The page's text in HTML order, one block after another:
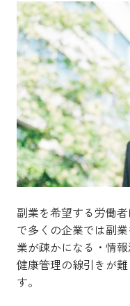
副業を希望する労働
で多くの企業では副
業が疎かになる・情
健康管理の線引きが
す。